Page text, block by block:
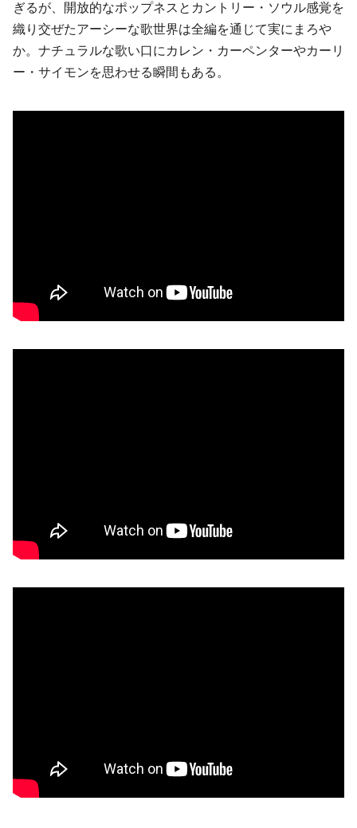
ぎるが、開放的なポップネスとカントリー・ソウル感覚を
織り交ぜたアーシーな歌世界は全編を通じて実にまろや
か。ナチュラルな歌い口にカレン・カーペンターやカーリ
ー・サイモンを思わせる瞬間もある。